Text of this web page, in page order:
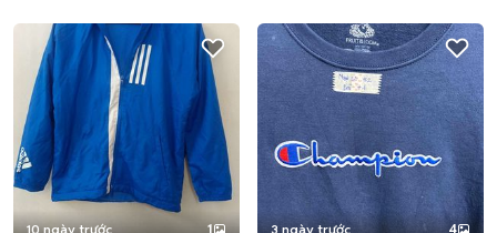
10 ngày trước 1 3 ngày trước 4